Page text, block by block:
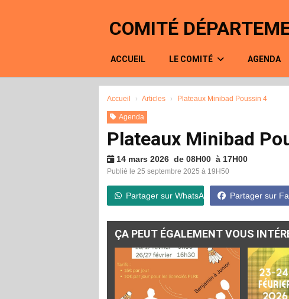
COMITÉ
ACCUEIL LE COMITÉ AGENDA
Accueil Articles Plateaux Minibad Poussin 4
Agenda
Plateaux Minibad
14 mars 2026 de 08H00 à 17H00
Publié le 25 septembre 2025 à 19H50
Partager sur WhatsApp Partager sur
ÇA PEUT ÉGALEMENT VOUS